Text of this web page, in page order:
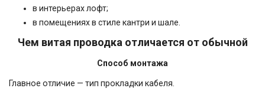
в интерьерах лофт;
в помещениях в стиле кантри и шале.
Чем витая проводка отличается от обычной
Способ монтажа
Главное отличие — тип прокладки кабеля.